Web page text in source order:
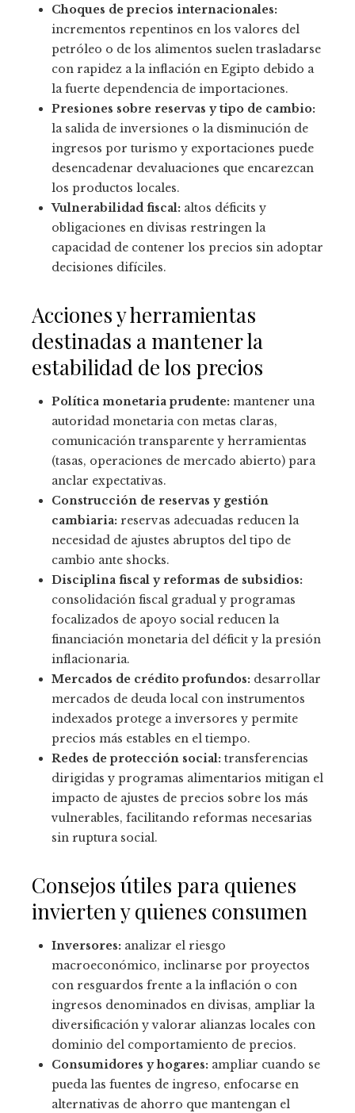
Choques de precios internacionales:
incrementos repentinos en los valores del
petróleo o de los alimentos suelen trasladarse
con rapidez a la inflación en Egipto debido a
la fuerte dependencia de importaciones.
Presiones sobre reservas y tipo de cambio:
la salida de inversiones o la disminución de
ingresos por turismo y exportaciones puede
desencadenar devaluaciones que encarezcan
los productos locales.
Vulnerabilidad fiscal: altos déficits y
obligaciones en divisas restringen la
capacidad de contener los precios sin adoptar
decisiones difíciles.
Acciones y herramientas
destinadas a mantener la
estabilidad de los precios
Política monetaria prudente: mantener una
autoridad monetaria con metas claras,
comunicación transparente y herramientas
(tasas, operaciones de mercado abierto) para
anclar expectativas.
Construcción de reservas y gestión
cambiaria: reservas adecuadas reducen la
necesidad de ajustes abruptos del tipo de
cambio ante shocks.
Disciplina fiscal y reformas de subsidios:
consolidación fiscal gradual y programas
focalizados de apoyo social reducen la
financiación monetaria del déficit y la presión
inflacionaria.
Mercados de crédito profundos: desarrollar
mercados de deuda local con instrumentos
indexados protege a inversores y permite
precios más estables en el tiempo.
Redes de protección social: transferencias
dirigidas y programas alimentarios mitigan el
impacto de ajustes de precios sobre los más
vulnerables, facilitando reformas necesarias
sin ruptura social.
Consejos útiles para quienes
invierten y quienes consumen
Inversores: analizar el riesgo
macroeconómico, inclinarse por proyectos
con resguardos frente a la inflación o con
ingresos denominados en divisas, ampliar la
diversificación y valorar alianzas locales con
dominio del comportamiento de precios.
Consumidores y hogares: ampliar cuando se
pueda las fuentes de ingreso, enfocarse en
alternativas de ahorro que mantengan el